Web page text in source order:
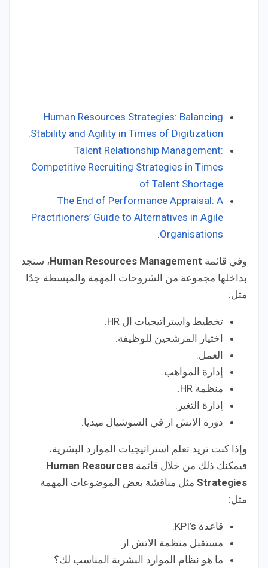
Human Resources Strategies: Balancing
Stability and Agility in Times of Digitization
‏.
Talent Relationship Management:
Competitive Recruiting Strategies in Times
of Talent Shortage
‏.
The End of Performance Appraisal: A
Practitioners’ Guide to Alternatives in Agile
Organisations
‏.
وفي قائمة Human Resources Management، ستجد
بداخلها مجموعة من الشروحات المهمة والمبسطة جدًا
مثل:
تخطيط واستراتيجيات ال HR.
اختيار المرشحين للوظيفة.
العمل.
إدارة المواهب.
منظمة HR.
إدارة التغير.
دورة الاتش ار في السوشيال ميديا.
وإذا كنت تريد تعلم استراتيجيات الموارد البشرية،
فيمكنك ذلك من خلال قائمة Human Resources
Strategies مثل مناقشة بعض الموضوعات المهمة
مثل:
قاعدة KPI’s.
مستقبل منظمة الاتش ار.
ما هو نظام الموارد البشرية المناسب لك؟